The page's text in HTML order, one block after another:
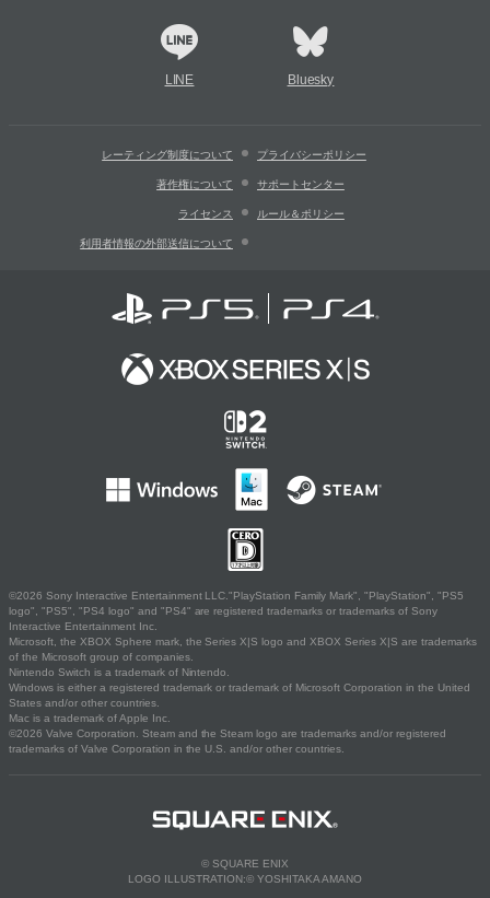
LINE Bluesky
レーティング制度について プライバシーポリシー
著作権について サポートセンター
ライセンス ルール＆ポリシー
利用者情報の外部送信について
©2026 Sony Interactive Entertainment LLC."PlayStation Family Mark", "PlayStation", "PS5
logo", "PS5", "PS4 logo" and "PS4" are registered trademarks or trademarks of Sony
Interactive Entertainment Inc.
Microsoft, the XBOX Sphere mark, the Series X|S logo and XBOX Series X|S are trademarks
of the Microsoft group of companies.
Nintendo Switch is a trademark of Nintendo.
Windows is either a registered trademark or trademark of Microsoft Corporation in the United
States and/or other countries.
Mac is a trademark of Apple Inc.
©2026 Valve Corporation. Steam and the Steam logo are trademarks and/or registered
trademarks of Valve Corporation in the U.S. and/or other countries.
© SQUARE ENIX
LOGO ILLUSTRATION:© YOSHITAKA AMANO